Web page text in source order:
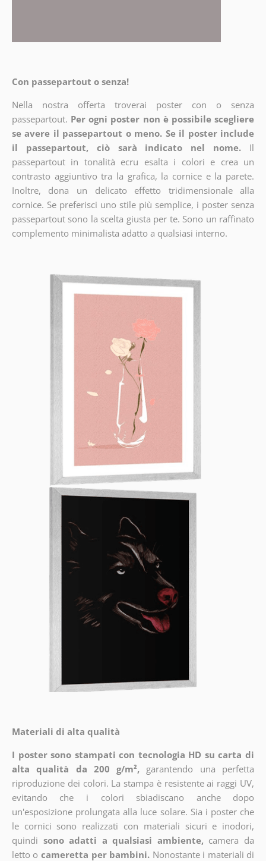
Con passepartout o senza!
Nella nostra offerta troverai poster con o senza
passepartout. Per ogni poster non è possibile scegliere
se avere il passepartout o meno. Se il poster include
il passepartout, ciò sarà indicato nel nome.
Il
passepartout in tonalità ecru esalta i colori e crea un
contrasto aggiuntivo tra la grafica, la cornice e la parete.
Inoltre, dona un delicato effetto tridimensionale alla
cornice. Se preferisci uno stile più semplice, i poster senza
passepartout sono la scelta giusta per te. Sono un raffinato
complemento minimalista adatto a qualsiasi interno.
Materiali di alta qualità
I poster sono stampati con tecnologia HD su carta di
alta qualità da 200 g/m², garantendo una perfetta
riproduzione dei colori. La stampa è resistente ai raggi UV,
evitando che i colori sbiadiscano anche dopo
un'esposizione prolungata alla luce solare. Sia i poster che
le cornici sono realizzati con materiali sicuri e inodori,
quindi sono adatti a qualsiasi ambiente, camera da
letto o cameretta per bambini. Nonostante i materiali di